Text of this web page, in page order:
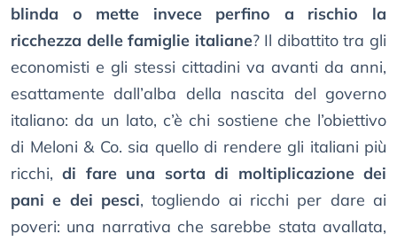
blinda o mette invece perfino a rischio la
ricchezza delle famiglie italiane? Il dibattito tra gli
economisti e gli stessi cittadini va avanti da anni,
esattamente dall’alba della nascita del governo
italiano: da un lato, c’è chi sostiene che l’obiettivo
di Meloni & Co. sia quello di rendere gli italiani più
ricchi,di fare una sorta di moltiplicazione dei
pani e dei pesci, togliendo ai ricchi per dare ai
poveri: una narrativa che sarebbe stata avallata,